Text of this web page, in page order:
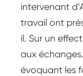
intervenant
travail ont
il. Sur un
aux
évoquant les